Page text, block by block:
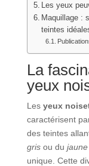
Les yeux
Maquillage :
teintes
La
yeux
Les yeux
caractérisent
des teintes
grisou du
unique. Cette